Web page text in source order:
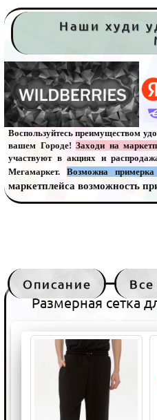
Наши худи
Воспользуйтесь преимуществом
вашем Городе!Заходи на
участвуют в акциях и
Мегамаркет.Возможна
маркетплейса возможность
Описание Все
Размерная сетка